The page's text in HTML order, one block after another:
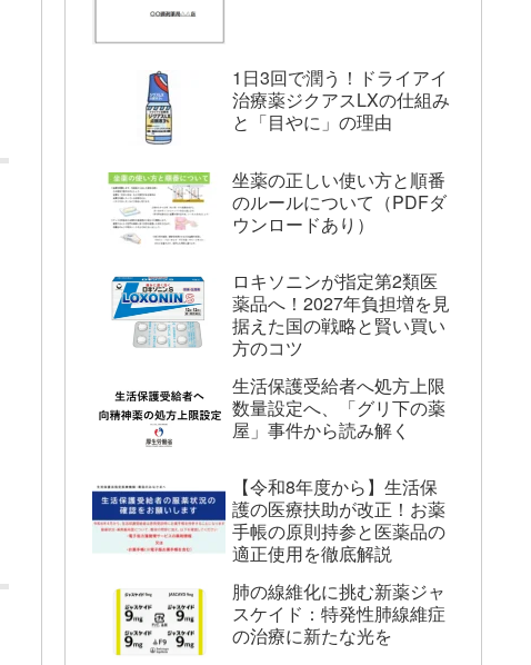
1日3回で潤う！ドライアイ
治療薬ジクアスLXの仕組み
と「目やに」の理由
坐薬の正しい使い方と順番
のルールについて（PDFダ
ウンロードあり）
ロキソニンが指定第2類医
薬品へ！2027年負担増を見
据えた国の戦略と賢い買い
方のコツ
生活保護受給者へ処方上限
数量設定へ、「グリ下の薬
屋」事件から読み解く
【令和8年度から】生活保
護の医療扶助が改正！お薬
手帳の原則持参と医薬品の
適正使用を徹底解説
肺の線維化に挑む新薬ジャ
スケイド：特発性肺線維症
の治療に新たな光を